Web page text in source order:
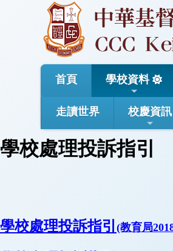
首頁 學校資料
走讀世界 校慶資訊
學校處理投訴指引